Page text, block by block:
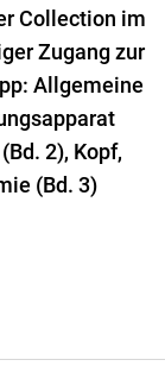
Collection im
Zugang zur
Allgemeine
2), Kopf,
(Bd. 3)